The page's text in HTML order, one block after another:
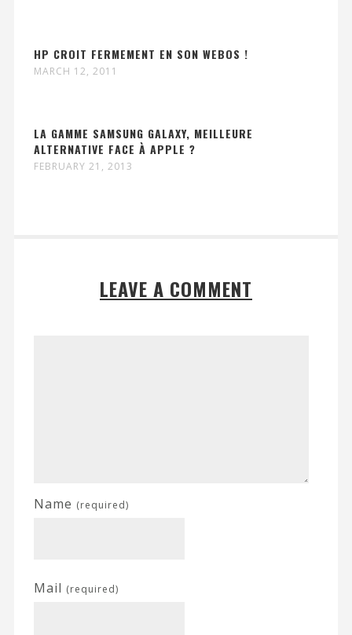
HP CROIT FERMEMENT EN SON WEBOS !
MARCH 12, 2011
LA GAMME SAMSUNG GALAXY, MEILLEURE
ALTERNATIVE FACE À APPLE ?
FEBRUARY 21, 2013
LEAVE A COMMENT
Name (required)
Mail (required)